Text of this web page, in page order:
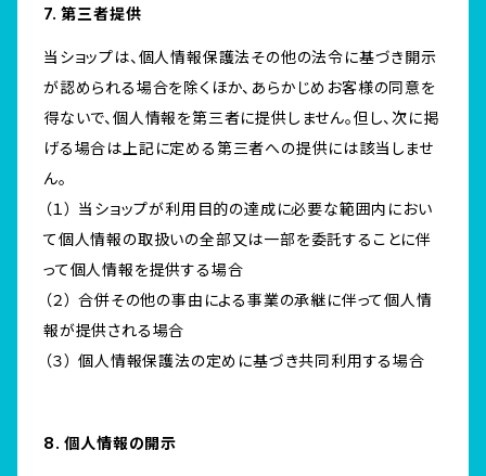
7. 第三者提供
当ショップは、個人情報保護法その他の法令に基づき開示
が認められる場合を除くほか、あらかじめお客様の同意を
得ないで、個人情報を第三者に提供しません。但し、次に掲
げる場合は上記に定める第三者への提供には該当しませ
ん。
（１） 当ショップが利用目的の達成に必要な範囲内におい
て個人情報の取扱いの全部又は一部を委託することに伴
って個人情報を提供する場合
（２） 合併その他の事由による事業の承継に伴って個人情
報が提供される場合
（３） 個人情報保護法の定めに基づき共同利用する場合
8. 個人情報の開示